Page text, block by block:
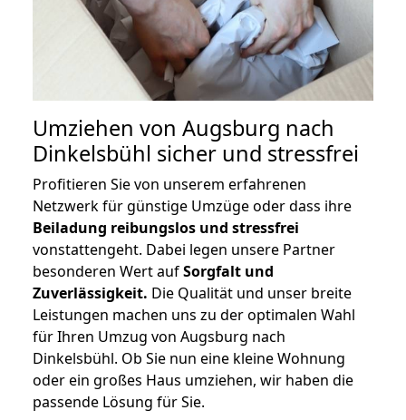
Umziehen von Augsburg nach
Dinkelsbühl sicher und stressfrei
Profitieren Sie von unserem erfahrenen
Netzwerk für günstige Umzüge oder dass ihre
Beiladung reibungslos und stressfrei
vonstattengeht. Dabei legen unsere Partner
besonderen Wert aufSorgfalt und
Zuverlässigkeit. Die Qualität und unser breite
Leistungen machen uns zu der optimalen Wahl
für Ihren Umzug von Augsburg nach
Dinkelsbühl. Ob Sie nun eine kleine Wohnung
oder ein großes Haus umziehen, wir haben die
passende Lösung für Sie.